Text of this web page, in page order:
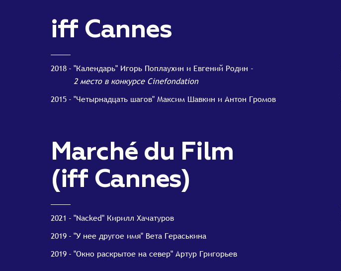
iff Cannes
2018
"Календарь" Игорь Поплаухин и Евгений Родин -
2 место в конкурсе Cinefondation
2015
"Четырнадцать шагов" Максим Шавкин и Антон Громов
Marché du Film
(iff Cannes)
2021
"Nacked" Кирилл Хачатуров
2019
"У нее другое имя" Вета Гераськина
2019
"Окно раскрытое на север" Артур Григорьев